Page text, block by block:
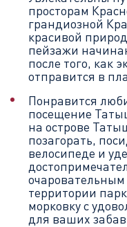
просторам
грандиозной
красивой
пейзажи
после того, как
отправится в
Понравится
посещение
на острове
позагорать,
велосипеде и
территории
морковку с
для ваших